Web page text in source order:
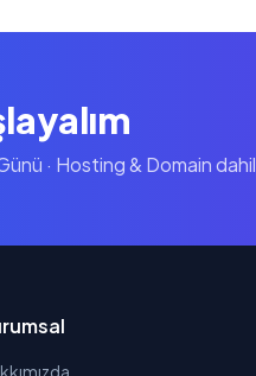
· Hosting & Domain dahil